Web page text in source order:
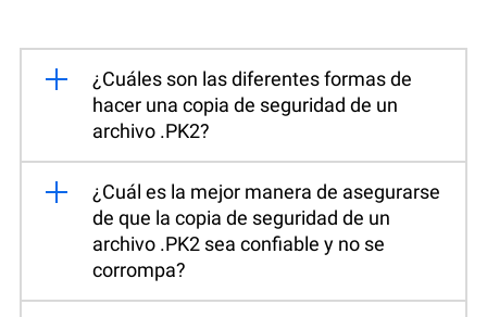
¿Cuáles son las diferentes formas de
hacer una copia de seguridad de un
archivo .PK2?
¿Cuál es la mejor manera de asegurarse
de que la copia de seguridad de un
archivo .PK2 sea confiable y no se
corrompa?